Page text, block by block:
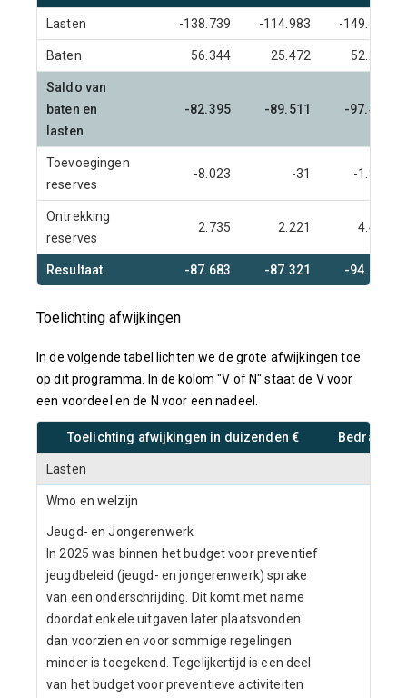
Lasten -138.739 -114.983 -149.734
Baten 56.344 25.472 52.291
Saldo van
baten en
lasten
-82.395 -89.511 -97.443
Toevoegingen
reserves
-8.023 -31 -1.817
Ontrekking
reserves
2.735 2.221 4.441
Resultaat -87.683 -87.321 -94.819
Toelichting afwijkingen
In de volgende tabel lichten we de grote afwijkingen toe
op dit programma. In de kolom "V of N" staat de V voor
een voordeel en de N voor een nadeel.
Toelichting afwijkingen in duizenden € Bedrag
Lasten
Wmo en welzijn
Jeugd- en Jongerenwerk
In 2025 was binnen het budget voor preventief
jeugdbeleid (jeugd- en jongerenwerk) sprake
van een onderschrijding. Dit komt met name
doordat enkele uitgaven later plaatsvonden
dan voorzien en voor sommige regelingen
minder is toegekend. Tegelijkertijd is een deel
van het budget voor preventieve activiteiten